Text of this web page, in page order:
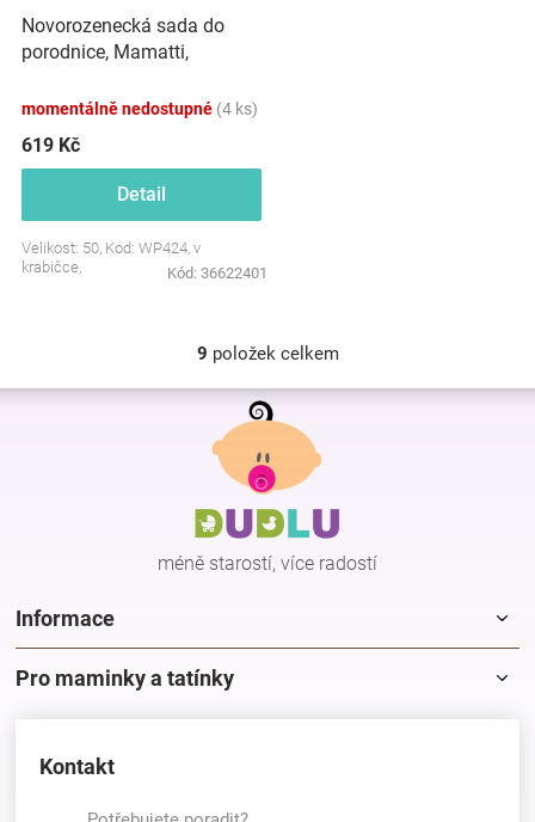
Novorozenecká sada do
porodnice, Mamatti,
Pampeliška, vel. 50
momentálně nedostupné (4 ks)
619 Kč
Detail
Velikost: 50, Kod: WP424, v
krabičce,
Kód: 36622401
O
v
l
d
a
c
í
p
r
9 položek celkem
Z
méně starostí, více radostí
Informace
Pro maminky a tatínky
Kontakt